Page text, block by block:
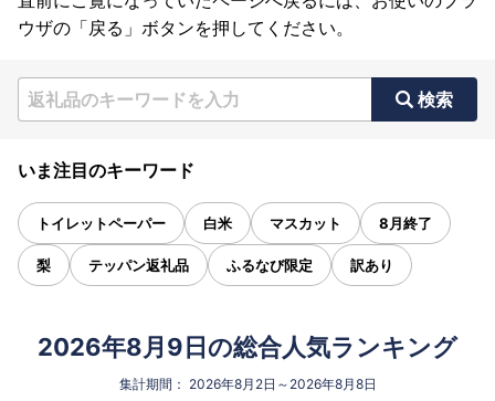
ウザの「戻る」ボタンを押してください。
検索
いま注目のキーワード
トイレットペーパー 白米 マスカット 8月終了
梨 テッパン返礼品 ふるなび限定 訳あり
2026年8月9日の総合人気ランキング
集計期間： 2026年8月2日～2026年8月8日